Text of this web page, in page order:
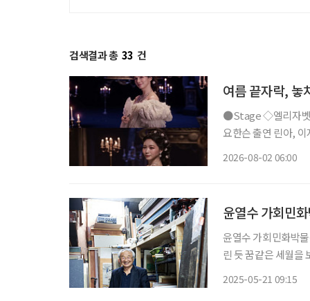
검색결과 총 33 건
여름 끝자락, 놓
●Stage ◇엘리자벳 일정 8월 16일 ~ 11월 15일 장소 블루스퀘어 우리은행홀 연출 로버트
요한슨 출연 린아, 이
2026-08-02 06:00
윤열수 가회민
윤열수 가회민화박
린 듯 꿈같은 세월을
2025-05-21 09:15